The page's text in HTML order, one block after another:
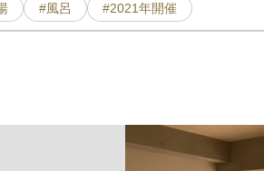
#風呂 #2021年開催